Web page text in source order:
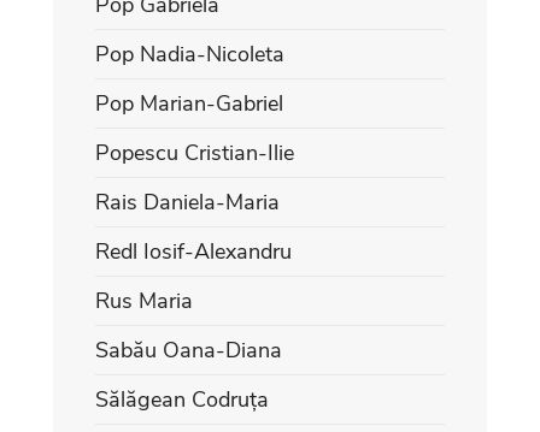
Pop Nadia-Nicoleta
Pop Marian-Gabriel
Popescu Cristian-Ilie
Rais Daniela-Maria
Redl Iosif-Alexandru
Rus Maria
Sabău Oana-Diana
Sălăgean Codruța